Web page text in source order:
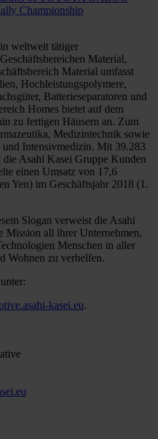
weltweit tätiger
Material,
Material umfasst
Hochleistungspolymere,
Batterieseparatoren und
Homes bietet auf dem
zu fertigen Häusern an. Zum
Medizintechnik sowie
Intensivmedizin. Mit 39.283
Asahi Kasei Gruppe Kunden
einen Umsatz von 17,6
Yen) im Geschäftsjahr 2018 (1.
Slogan verweist die Asahi
Mission all ihrer Unternehmen,
Menschen in aller
Wohnen zu verhelfen.
kasei.eu.